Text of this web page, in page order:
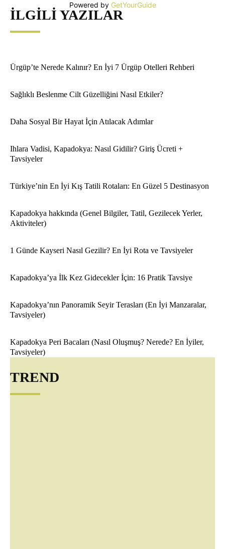
Powered by GetYourGuide
İLGILI YAZILAR
Ürgüp’te Nerede Kalınır? En İyi 7 Ürgüp Otelleri Rehberi
Sağlıklı Beslenme Cilt Güzelliğini Nasıl Etkiler?
Daha Sosyal Bir Hayat İçin Atılacak Adımlar
Ihlara Vadisi, Kapadokya: Nasıl Gidilir? Giriş Ücreti +
Tavsiyeler
Türkiye’nin En İyi Kış Tatili Rotaları: En Güzel 5 Destinasyon
Kapadokya hakkında (Genel Bilgiler, Tatil, Gezilecek Yerler,
Aktiviteler)
1 Günde Kayseri Nasıl Gezilir? En İyi Rota ve Tavsiyeler
Kapadokya’ya İlk Kez Gidecekler İçin: 16 Pratik Tavsiye
Kapadokya’nın Panoramik Seyir Terasları (En İyi Manzaralar,
Tavsiyeler)
Kapadokya Peri Bacaları (Nasıl Oluşmuş? Nerede? En İyiler,
Tavsiyeler)
TREND